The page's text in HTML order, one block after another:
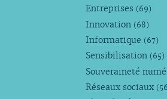
Entreprises (69)
Innovation (68)
Informatique (67)
Sensibilisation (65)
Souveraineté
Réseaux sociaux